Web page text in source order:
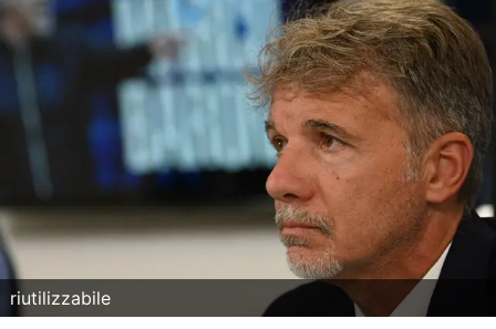
Serie A
Champions League
Europa League
Altri Sport
Formula 1
Vela
riutilizzabile